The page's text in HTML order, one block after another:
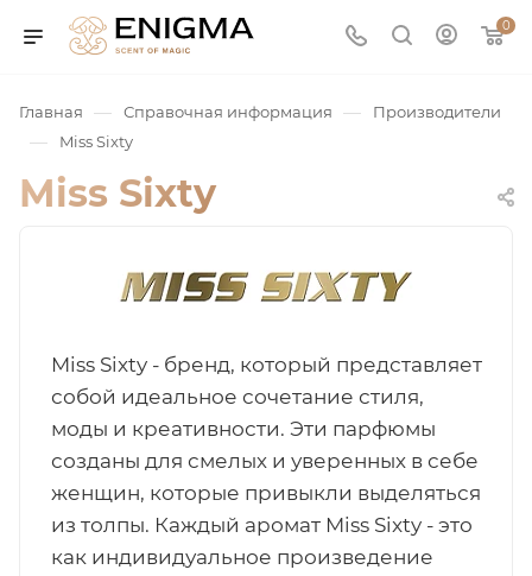
0
/ Нишевая
Главная — Справочная информация — Производители
— Miss Sixty
Miss Sixty
Miss Sixty - бренд, который представляет
собой идеальное сочетание стиля,
моды и креативности. Эти парфюмы
созданы для смелых и уверенных в себе
женщин, которые привыкли выделяться
из толпы. Каждый аромат Miss Sixty - это
как индивидуальное произведение